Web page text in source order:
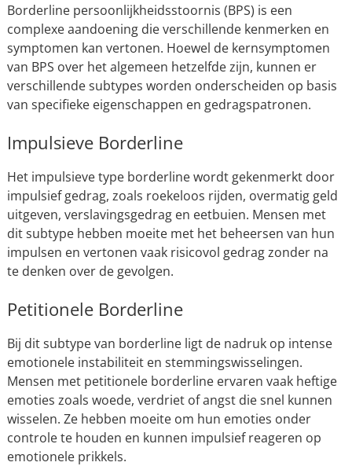
Borderline persoonlijkheidsstoornis (BPS) is een
complexe aandoening die verschillende kenmerken en
symptomen kan vertonen. Hoewel de kernsymptomen
van BPS over het algemeen hetzelfde zijn, kunnen er
verschillende subtypes worden onderscheiden op basis
van specifieke eigenschappen en gedragspatronen.
Impulsieve Borderline
Het impulsieve type borderline wordt gekenmerkt door
impulsief gedrag, zoals roekeloos rijden, overmatig geld
uitgeven, verslavingsgedrag en eetbuien. Mensen met
dit subtype hebben moeite met het beheersen van hun
impulsen en vertonen vaak risicovol gedrag zonder na
te denken over de gevolgen.
Petitionele Borderline
Bij dit subtype van borderline ligt de nadruk op intense
emotionele instabiliteit en stemmingswisselingen.
Mensen met petitionele borderline ervaren vaak heftige
emoties zoals woede, verdriet of angst die snel kunnen
wisselen. Ze hebben moeite om hun emoties onder
controle te houden en kunnen impulsief reageren op
emotionele prikkels.